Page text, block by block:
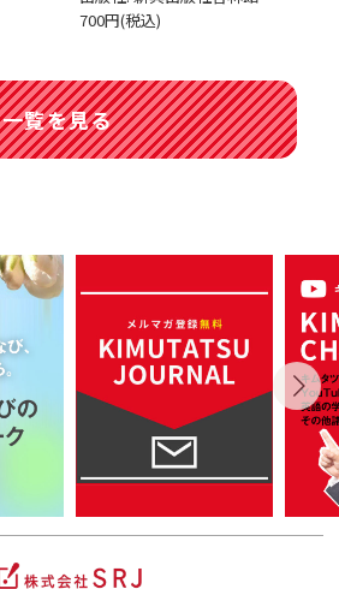
700円(税込)
一覧を見る